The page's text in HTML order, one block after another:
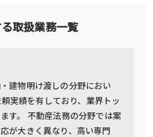
る取扱業務一覧
建物明け渡しの分野におい
実績を有しており、業界トッ
す。 不動産法務の分野では案
が大きく異なり、高い専門